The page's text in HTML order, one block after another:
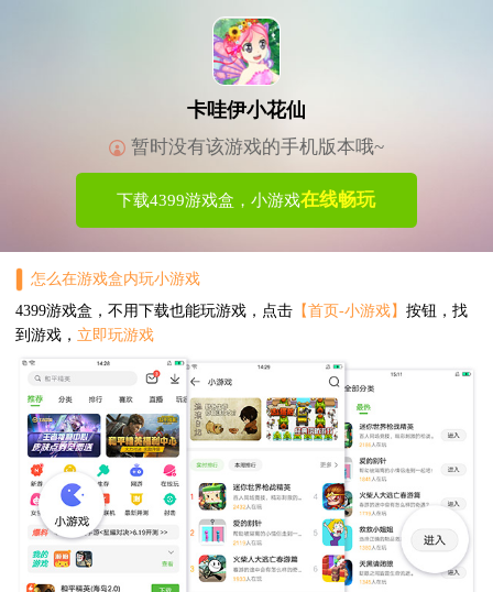
卡哇伊小花仙
暂时没有该游戏的手机版本哦~
下载4399游戏盒，小游戏在线畅玩
怎么在游戏盒内玩小游戏
4399游戏盒，不用下载也能玩游戏，点击【首页-小游戏】 按钮，找
到游戏， 立即玩游戏